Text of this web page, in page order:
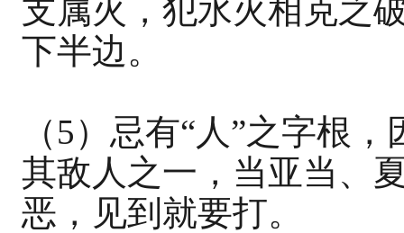
支属火，犯水火相克之
下半边。
（5）忌有“人”之字根
其敌人之一，当亚当、
恶，见到就要打。